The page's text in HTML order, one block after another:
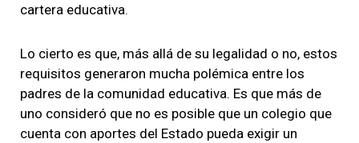
cartera educativa.
Lo cierto es que, más allá de su legalidad o no, estos
requisitos generaron mucha polémica entre los
padres de la comunidad educativa. Es que más de
uno consideró que no es posible que un colegio que
cuenta con aportes del Estado pueda exigir un